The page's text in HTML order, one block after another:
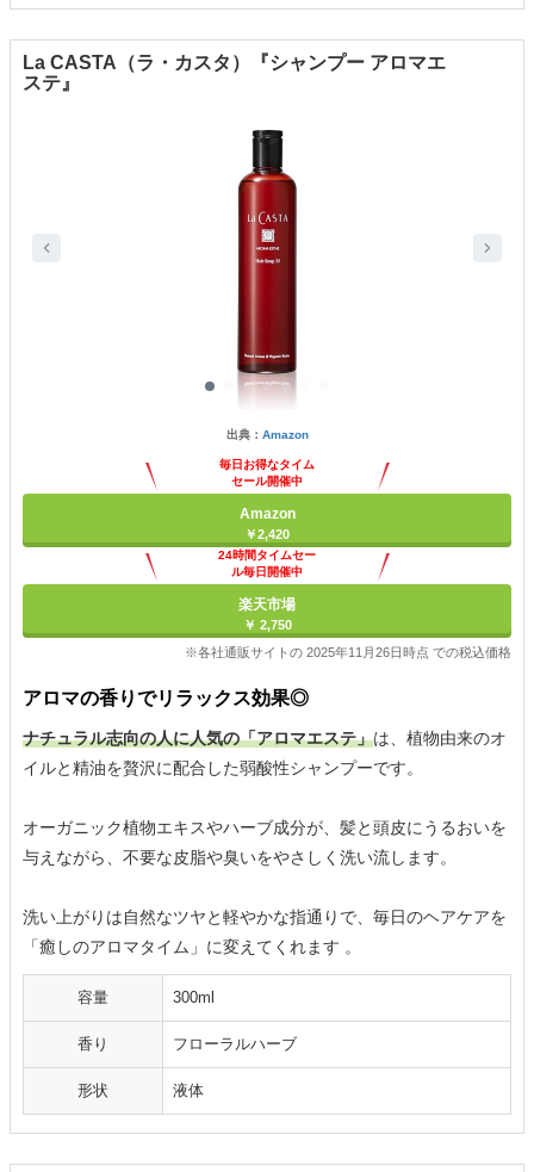
La CASTA（ラ・カスタ）『シャンプー アロマエ
ステ』
出典： Amazon
毎日お得なタイム
セール開催中
Amazon
￥2,420
24時間タイムセー
ル毎日開催中
楽天市場
￥ 2,750
※各社通販サイトの 2025年11月26日時点 での税込価格
アロマの香りでリラックス効果◎
ナチュラル志向の人に人気の「アロマエステ」は、植物由来のオ
イルと精油を贅沢に配合した弱酸性シャンプーです。
オーガニック植物エキスやハーブ成分が、髪と頭皮にうるおいを
与えながら、不要な皮脂や臭いをやさしく洗い流します。
洗い上がりは自然なツヤと軽やかな指通りで、毎日のヘアケアを
「癒しのアロマタイム」に変えてくれます 。
容量 300ml
香り フローラルハーブ
形状 液体